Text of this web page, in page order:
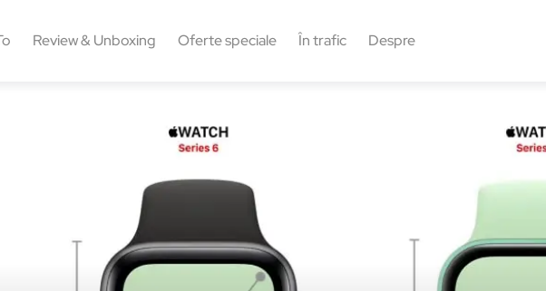
Review & Unboxing Oferte speciale În trafic Despre